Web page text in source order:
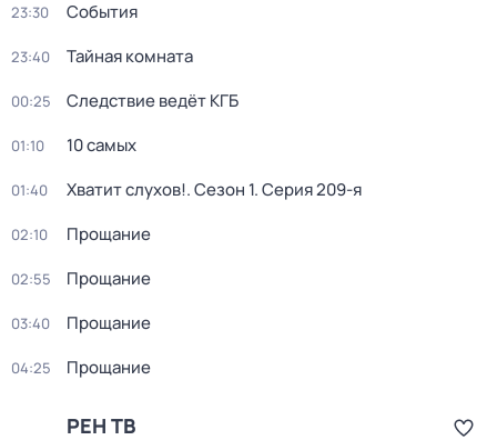
23:30 События
23:40 Тайная комната
00:25 Следствие ведёт КГБ
01:10 10 самых
01:40 Хватит слухов!. Сезон 1. Серия 209-я
02:10 Прощание
02:55 Прощание
03:40 Прощание
04:25 Прощание
РЕН ТВ